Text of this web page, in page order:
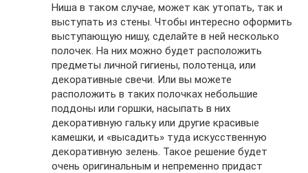
Ниша в таком случае, может как утопать, так и
выступать из стены. Чтобы интересно оформить
выступающую нишу, сделайте в ней несколько
полочек. На них можно будет расположить
предметы личной гигиены, полотенца, или
декоративные свечи. Или вы можете
расположить в таких полочках небольшие
поддоны или горшки, насыпать в них
декоративную гальку или другие красивые
камешки, и «высадить» туда искусственную
декоративную зелень. Такое решение будет
очень оригинальным и непременно придаст